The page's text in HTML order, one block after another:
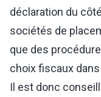
déclaration du
sociétés de
que des
choix fiscaux
Il est donc